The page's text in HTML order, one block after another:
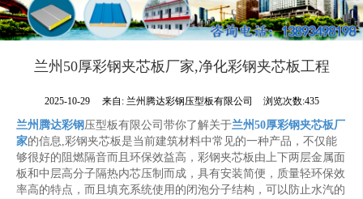
兰州50厚彩钢夹芯板厂家,净化彩钢夹芯板工程
2025-10-29 来自: 兰州腾达彩钢压型板有限公司 浏览次数:435
兰州腾达彩钢 压型板有限公司带你了解关于兰州50厚彩钢夹芯板厂
家的信息,彩钢夹芯板是当前建筑材料中常见的一种产品，不仅能
够很好的阻燃隔音而且环保效益高，彩钢夹芯板由上下两层金属面
板和中层高分子隔热内芯压制而成，具有安装简便，质量轻环保效
率高的特点，而且填充系统使用的闭泡分子结构，可以防止水汽的